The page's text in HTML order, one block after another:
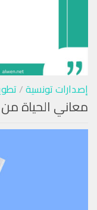
إصدارات تونسية/
معاني الحياة